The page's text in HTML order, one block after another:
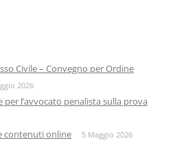
Civile – Convegno per Ordine
2026
per l’avvocato penalista sulla prova
contenuti online 5 Maggio 2026